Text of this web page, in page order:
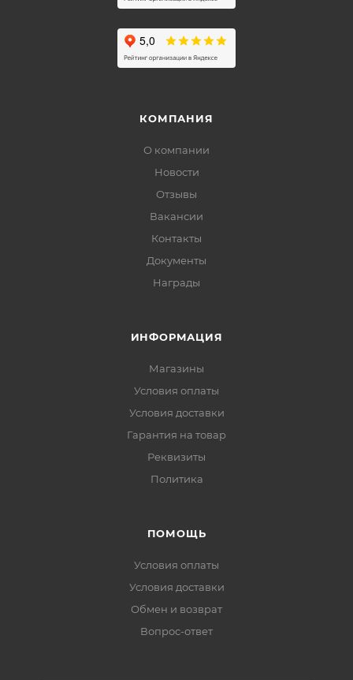
КОМПАНИЯ
О компании
Новости
Отзывы
Вакансии
Контакты
Документы
Награды
ИНФОРМАЦИЯ
Магазины
Условия оплаты
Условия доставки
Гарантия на товар
Реквизиты
Политика
ПОМОЩЬ
Условия оплаты
Условия доставки
Обмен и возврат
Вопрос-ответ